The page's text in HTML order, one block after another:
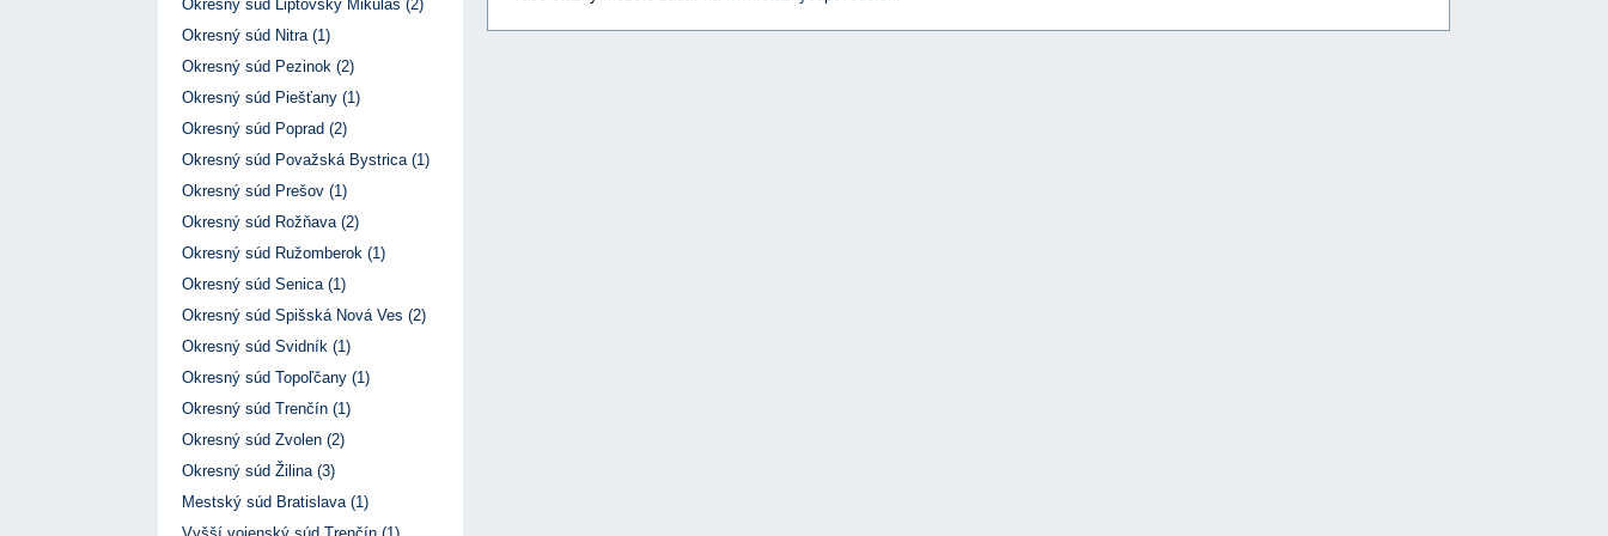
Okresný súd Liptovský Mikuláš (2)
Okresný súd Nitra (1)
Okresný súd Pezinok (2)
Okresný súd Piešťany (1)
Okresný súd Poprad (2)
Okresný súd Považská Bystrica (1)
Okresný súd Prešov (1)
Okresný súd Rožňava (2)
Okresný súd Ružomberok (1)
Okresný súd Senica (1)
Okresný súd Spišská Nová Ves (2)
Okresný súd Svidník (1)
Okresný súd Topoľčany (1)
Okresný súd Trenčín (1)
Okresný súd Zvolen (2)
Okresný súd Žilina (3)
Mestský súd Bratislava (1)